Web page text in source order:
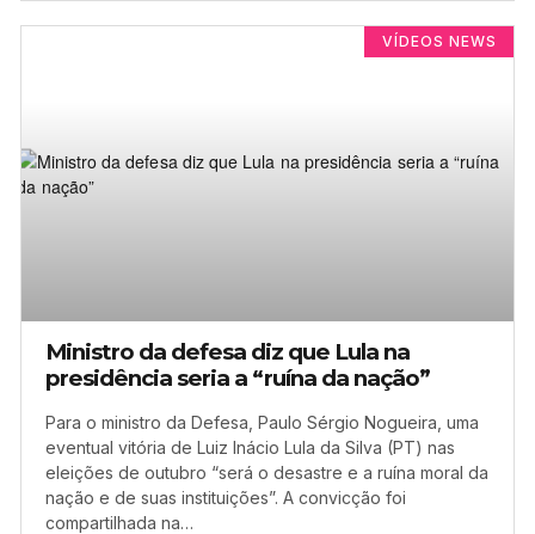
VÍDEOS NEWS
Ministro da defesa diz que Lula na
presidência seria a “ruína da nação”
Para o ministro da Defesa, Paulo Sérgio Nogueira, uma
eventual vitória de Luiz Inácio Lula da Silva (PT) nas
eleições de outubro “será o desastre e a ruína moral da
nação e de suas instituições”. A convicção foi
compartilhada na…